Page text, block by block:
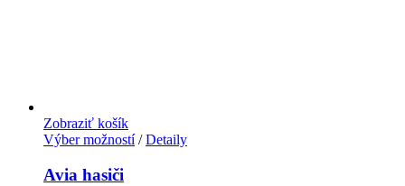
Zobraziť košík
Výber možností/ Detaily
Avia hasiči